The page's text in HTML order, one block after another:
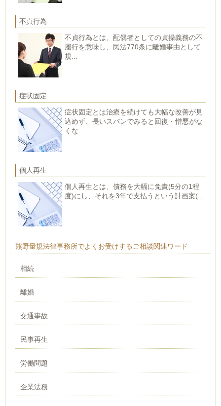
不貞行為
不貞行為とは、配偶者としての貞操義務の不
履行を意味し、民法770条に離婚事由として
規...
症状固定
症状固定とは治療を続けても大幅な改善が見
込めず、長いスパンでみると回復・憎悪がな
くな...
個人再生
個人再生とは、債務を大幅に免責(5分の1程
度)にし、それを3年で支払うという計画案(...
熊野量規法律事務所でよくお受けするご相談関連ワード
相続
離婚
交通事故
民事再生
労働問題
企業法務